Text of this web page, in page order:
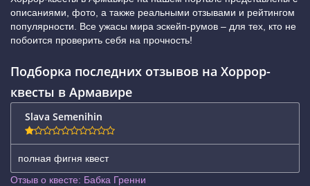
описаниями, фото, а также реальными отзывами и рейтингом
популярности. Все ужасы мира эскейп-румов – для тех, кто не
побоится проверить себя на прочность!
Подборка последних отзывов на Хоррор-
квесты в Армавире
Slava Semenihin
полная фигня квест
Отзыв о квесте: Бабка Гренни